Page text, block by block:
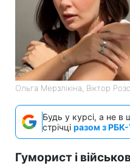
Ольга Мерзлікіна, Віктор
Будь у курсі, а не в
стрічці разом з РБК-
Гуморист і